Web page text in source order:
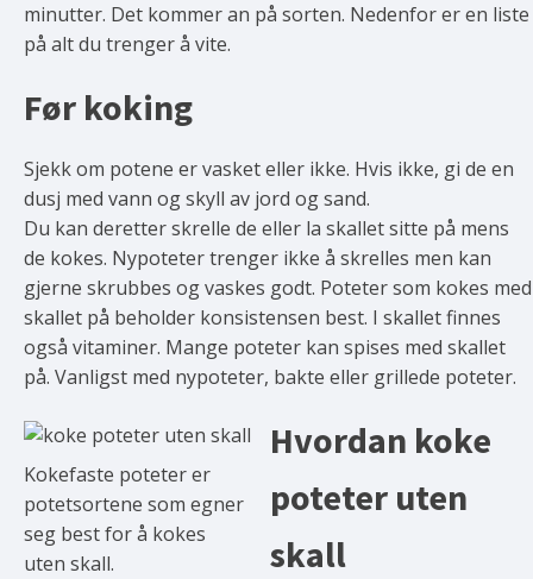
minutter. Det kommer an på sorten. Nedenfor er en liste
på alt du trenger å vite.
Før koking
Sjekk om potene er vasket eller ikke. Hvis ikke, gi de en
dusj med vann og skyll av jord og sand.
Du kan deretter skrelle de eller la skallet sitte på mens
de kokes. Nypoteter trenger ikke å skrelles men kan
gjerne skrubbes og vaskes godt. Poteter som kokes med
skallet på beholder konsistensen best. I skallet finnes
også vitaminer. Mange poteter kan spises med skallet
på. Vanligst med nypoteter, bakte eller grillede poteter.
Kokefaste poteter er
potetsortene som egner
seg best for å kokes
uten skall.
Hvordan koke
poteter uten
skall